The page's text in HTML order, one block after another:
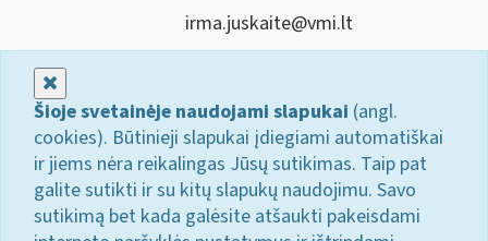
irma.juskaite@vmi.lt
Šioje svetainėje naudojami slapukai (angl.
cookies). Būtinieji slapukai įdiegiami automatiškai
ir jiems nėra reikalingas Jūsų sutikimas. Taip pat
galite sutikti ir su kitų slapukų naudojimu. Savo
sutikimą bet kada galėsite atšaukti pakeisdami